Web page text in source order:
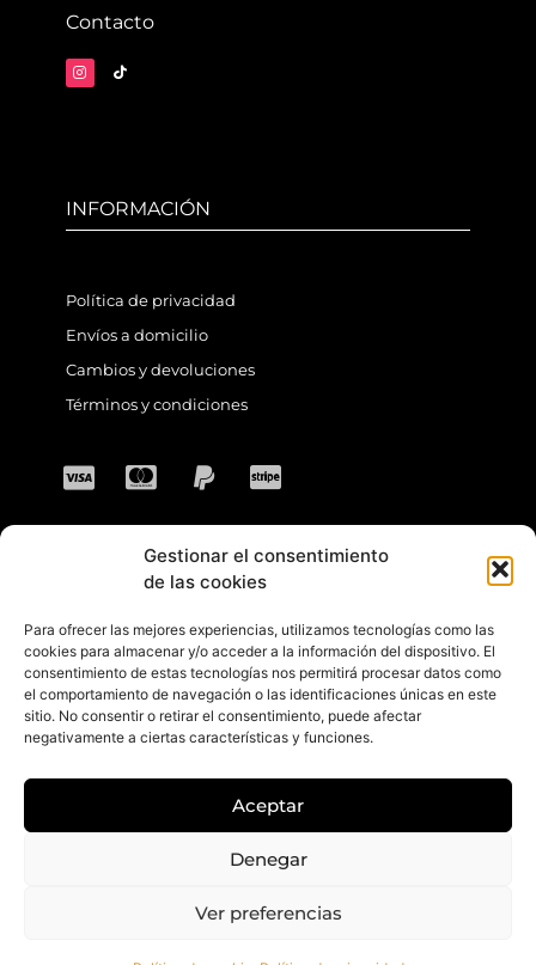
Gestionar el consentimiento
de las cookies
Para ofrecer las mejores experiencias, utilizamos tecnologías como las
cookies para almacenar y/o acceder a la información del dispositivo. El
consentimiento de estas tecnologías nos permitirá procesar datos como
el comportamiento de navegación o las identificaciones únicas en este
sitio. No consentir o retirar el consentimiento, puede afectar
negativamente a ciertas características y funciones.
Aceptar
Denegar
Ver preferencias
Contacto
INFORMACIÓN
Política de privacidad
Envíos a domicilio
Cambios y devoluciones
Términos y condiciones
CONTACTO
Dirección: C. Sta. María Magdalena, 14,
41701 Dos Hermanas, Sevilla, España
Teléfono +34 694 46 69 91
hs y 17:30 a 20:30 hs. Sábados de 10:30 a
E-mail: contacto@gretacloset.com
© 2026 Greta Closet. Todos los derechos están reservados.